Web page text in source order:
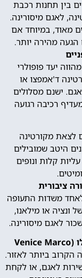
בין תחנות רכבת
לאגם מיסורינה.
מאוד, במיוחד אם
מהירה יותר.
יעד פופולרי
ד'אמפצו או
ישנם מסלולים
רכיבה רגועה
לצאת מקורטינה
היטב שמובילים
קלות ונופים
ציבורית
משדות התעופה
ונציה או מילאנו,
לאגם מיסורינה.
שדה התעופה ונציה מרקו פולו (Venice Marco
הקרוב ביותר לאזור.
לאגם, או לקחת